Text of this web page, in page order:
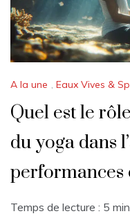
A la une , Eaux Vives &
Quel est le
du yoga dans
performances
Temps de lecture : 5